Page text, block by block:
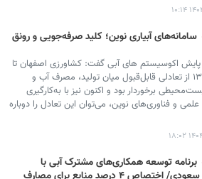
سامانه‌های آبیاری نوین؛ کلید صرفه‌جویی و رونق
اکوسیستم های آبی گفت: کشاورزی اصفهان تا
دهه‌ی ۱۳۷۰ از تعادلی قابل‌قبول میان تولید، مصرف آب و
برخوردار بود و اکنون نیز با به‌کارگیری
و فناوری‌های نوین، می‌توان این تعادل را دوباره
برنامه توسعه همکاری‌های مشترک آبی با